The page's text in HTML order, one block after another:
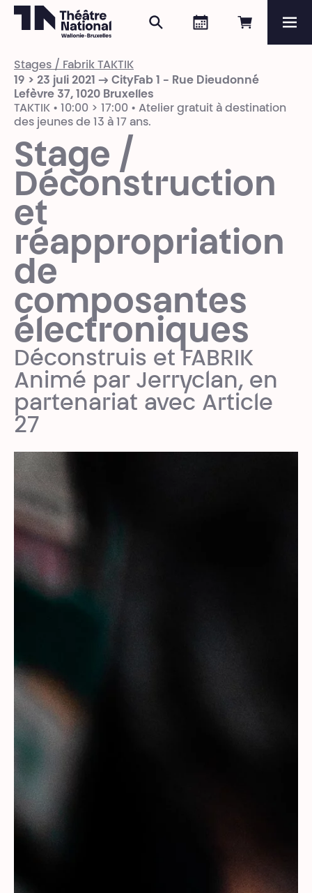
Online
Agenda
Zoeken
Programma
Stages / Fabrik TAKTIK
19 > 23 juli 2021 → CityFab 1 - Rue Dieudonné
Lefèvre 37, 1020 Bruxelles
TAKTIK • 10:00 > 17:00 • Atelier gratuit à destination
des jeunes de 13 à 17 ans.
Stage /
Déconstruction
et
réappropriation
de
composantes
électroniques
Déconstruis et FABRIK
Animé par Jerryclan, en
partenariat avec Article
27